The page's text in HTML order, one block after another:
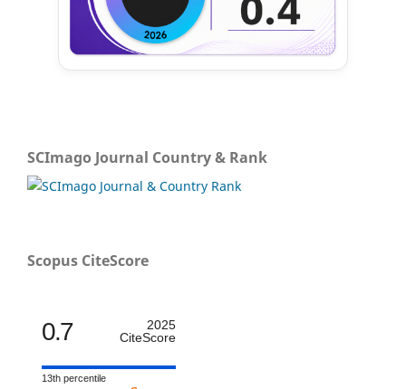
SCImago Journal Country & Rank
Scopus CiteScore
0.7
2025
CiteScore
13th percentile